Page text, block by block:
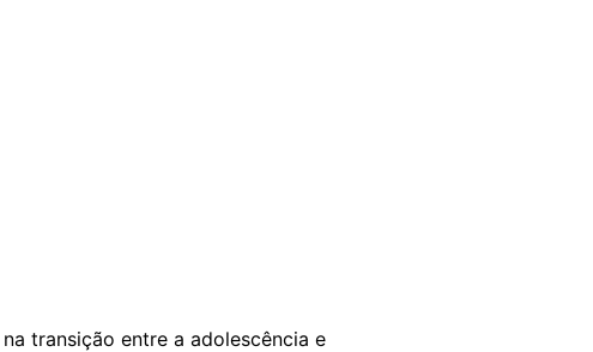
transição entre a adolescência e